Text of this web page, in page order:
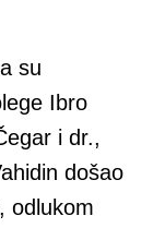
su
Ibro
i dr.,
došao
odlukom